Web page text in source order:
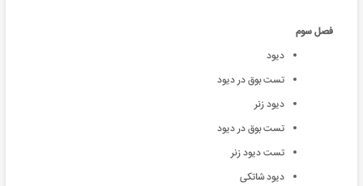
فصل سوم
دیود
تست بوق در دیود
دیود زنر
تست بوق در دیود
تست دیود زنر
دیود شاتکی